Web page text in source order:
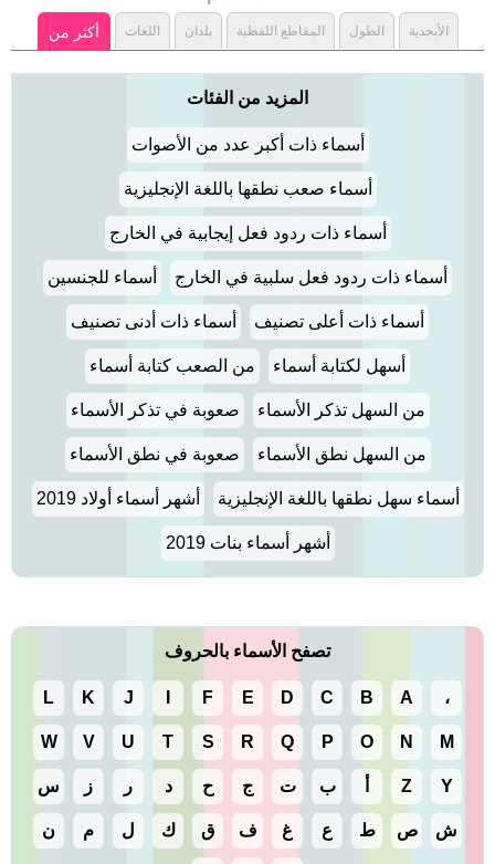
الأبجدية الطول المقاطع اللفظية بلدان اللغات أكثر من
المزيد من الفئات
أسماء ذات أكبر عدد من الأصوات
أسماء صعب نطقها باللغة الإنجليزية
أسماء ذات ردود فعل إيجابية في الخارج
أسماء ذات ردود فعل سلبية في الخارج أسماء للجنسين
أسماء ذات أعلى تصنيف أسماء ذات أدنى تصنيف
أسهل لكتابة أسماء من الصعب كتابة أسماء
من السهل تذكر الأسماء صعوبة في تذكر الأسماء
من السهل نطق الأسماء صعوبة في نطق الأسماء
أسماء سهل نطقها باللغة الإنجليزية أشهر أسماء أولاد 2019
أشهر أسماء بنات 2019
تصفح الأسماء بالحروف
، A
B
C
D
E
F
J
K
L
M
N
O
P
Q
R
S
T
U
V
W
Y
Z ب ت ج ح د ر ز س
ش ص ط ع غ ف ق ك ل م ن